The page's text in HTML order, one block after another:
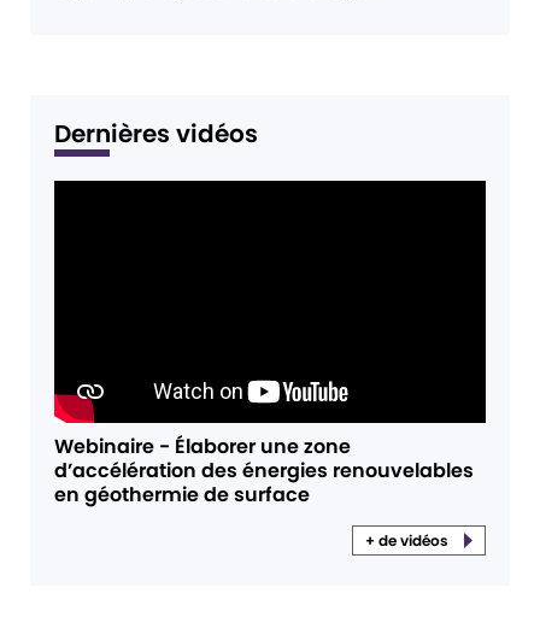
Dernières vidéos
Webinaire - Élaborer une zone
d’accélération des énergies renouvelables
en géothermie de surface
+ de vidéos